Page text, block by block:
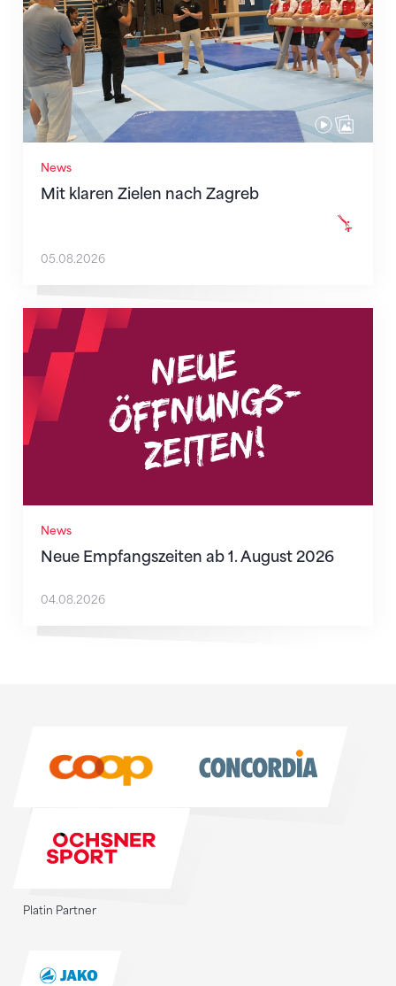
News
Mit klaren Zielen nach Zagreb
05.08.2026
News
Neue Empfangszeiten ab 1. August 2026
Neue Empfangszeiten ab 1. August 2026
04.08.2026
Platin Partner